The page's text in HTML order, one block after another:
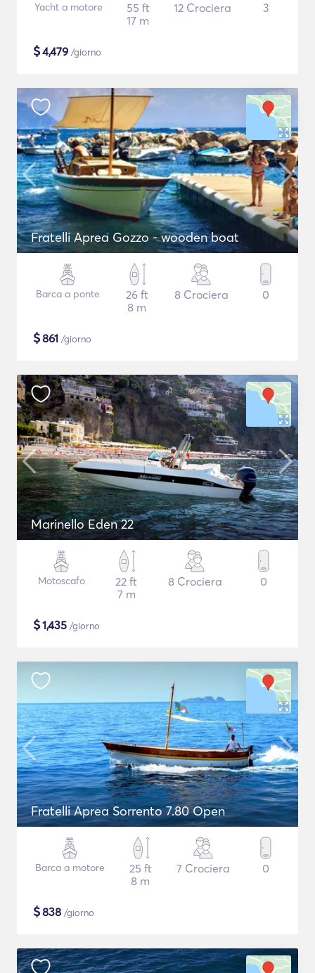
Yacht a motore
55 ft
17 m
12 Crociera 3
$4,479 /giorno
Fratelli Aprea Gozzo - wooden boat
Barca a ponte
26 ft
8 m
8 Crociera 0
$861 /giorno
Marinello Eden 22
Motoscafo
22 ft
7 m
8 Crociera 0
$1,435 /giorno
Fratelli Aprea Sorrento 7.80 Open
Barca a motore
25 ft
8 m
7 Crociera 0
$838 /giorno